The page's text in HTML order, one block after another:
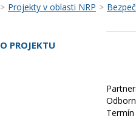
> Projekty v oblasti NRP >
O PROJEKTU